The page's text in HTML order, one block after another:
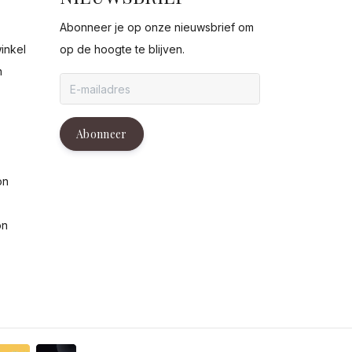
Abonneer je op onze nieuwsbrief om
op de hoogte te blijven.
Abonneer